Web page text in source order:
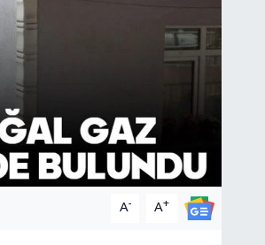
A- A+